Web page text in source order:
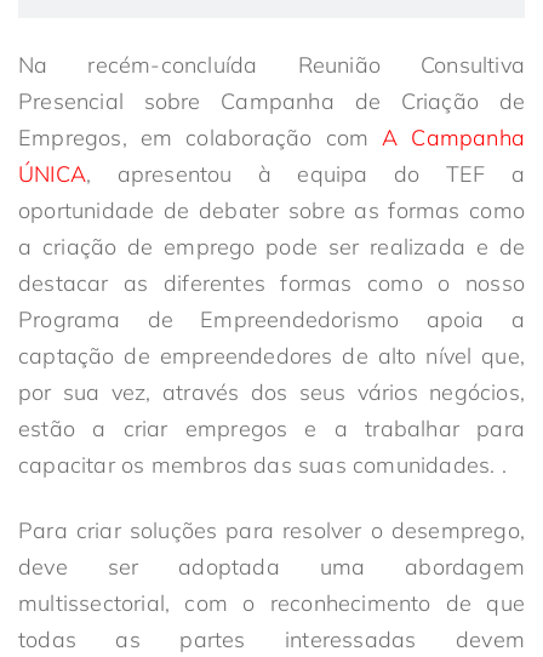
Na recém-concluída Reunião Consultiva
Presencial sobre Campanha de Criação de
Empregos, em colaboração comA Campanha
ÚNICA, apresentou à equipa do TEF a
oportunidade de debater sobre as formas como
a criação de emprego pode ser realizada e de
destacar as diferentes formas como o nosso
Programa de Empreendedorismo apoia a
captação de empreendedores de alto nível que,
por sua vez, através dos seus vários negócios,
estão a criar empregos e a trabalhar para
capacitar os membros das suas comunidades. .
Para criar soluções para resolver o desemprego,
deve ser adoptada uma abordagem
multissectorial, com o reconhecimento de que
todas as partes interessadas devem